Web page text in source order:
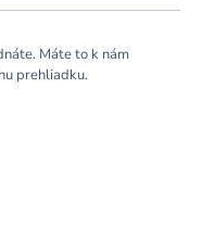
Máte to k nám
prehliadku.